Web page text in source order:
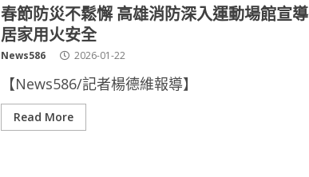
春節防災不鬆懈 高雄消防深入運動場館宣導
居家用火安全
News586 2026-01-22
【News586/記者楊德維報導】
Read More